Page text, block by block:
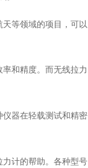
等领域的项目，可以
和精度。而无线拉力
器在轻载测试和精密
计的帮助。各种型号